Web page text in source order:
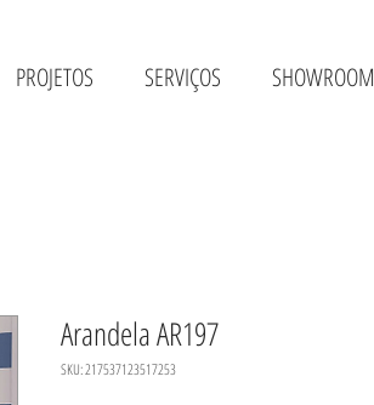
PROJETOS SERVIÇOS SHOWROOM
Arandela AR197
SKU: 217537123517253